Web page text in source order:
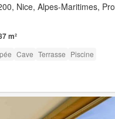
Nice, Alpes-Maritimes,
m²
Cave Terrasse Piscine